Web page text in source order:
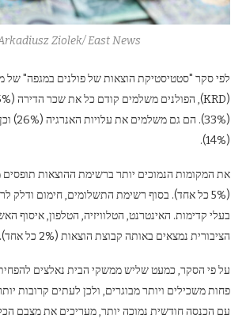
Ziolek/ East News
לפי סקר "סטטיסטיקת הוצאות של פולנים במגפה" של
(33%). הם
(14%).
את המקומות הנמוכים יותר ברשימת ההוצאות תופסים
בעלי קדימות. האינטרנט, הטלוויזיה, הטלפון, איסוף
הציבורית נמצאים באותה קבוצת הוצאות (2% כל אחד).
על פי הסקר, כמעט שליש ממשקי הבית נאלצים
פחות משכילים ויותר מבוגרים, ולכן לעתים קרובות
עם הכנסה חודשית נמוכה יותר, מעריכים את מצבם